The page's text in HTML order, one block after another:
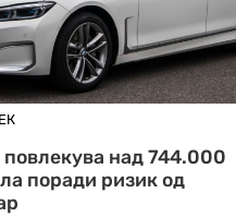
повлекува над 744.000
поради ризик од